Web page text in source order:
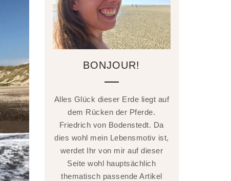
BONJOUR!
Alles Glück dieser Erde liegt auf
dem Rücken der Pferde.
Friedrich von Bodenstedt. Da
dies wohl mein Lebensmotiv ist,
werdet Ihr von mir auf dieser
Seite wohl hauptsächlich
thematisch passende Artikel